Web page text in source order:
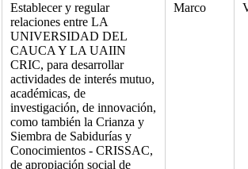
Establecer y regular
relaciones entre LA
UNIVERSIDAD DEL
CAUCA Y LA UAIIN
CRIC, para desarrollar
actividades de interés mutuo,
académicas, de
investigación, de innovación,
como también la Crianza y
Siembra de Sabidurías y
Conocimientos - CRISSAC,
de apropiación social de
Marco